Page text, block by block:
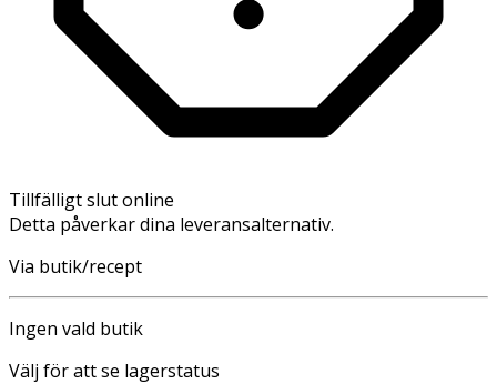
Tillfälligt slut online
Detta påverkar dina leveransalternativ.
Via butik/recept
Ingen vald butik
Välj för att se lagerstatus